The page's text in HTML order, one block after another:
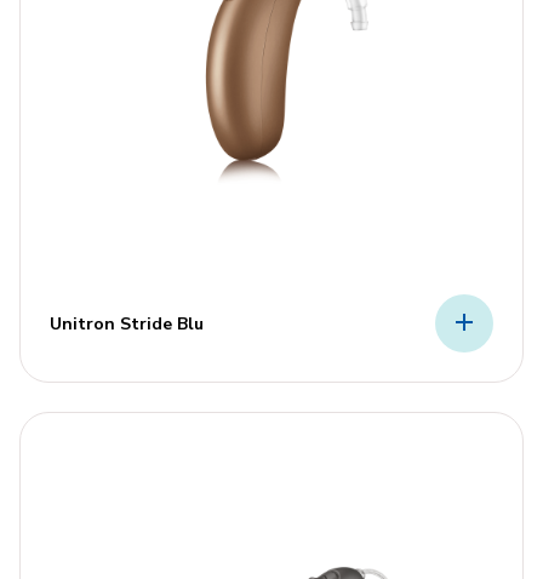
Unitron Stride Blu